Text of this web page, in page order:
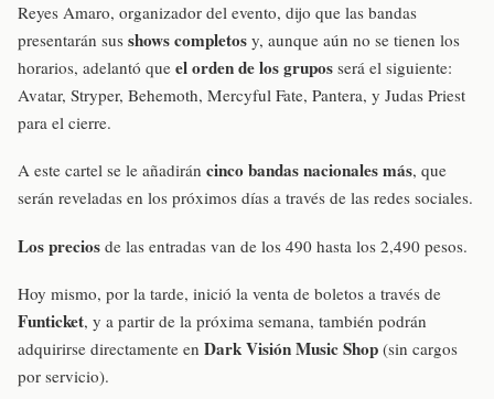
Reyes Amaro, organizador del evento, dijo que las bandas
presentarán sus shows completos y, aunque aún no se tienen los
horarios, adelantó que el orden de los grupos será el siguiente:
Avatar, Stryper, Behemoth, Mercyful Fate, Pantera, y Judas Priest
para el cierre.
A este cartel se le añadirán cinco bandas nacionales más, que
serán reveladas en los próximos días a través de las redes sociales.
Los precios de las entradas van de los 490 hasta los 2,490 pesos.
Hoy mismo, por la tarde, inició la venta de boletos a través de
Funticket, y a partir de la próxima semana, también podrán
adquirirse directamente en Dark Visión Music Shop (sin cargos
por servicio).